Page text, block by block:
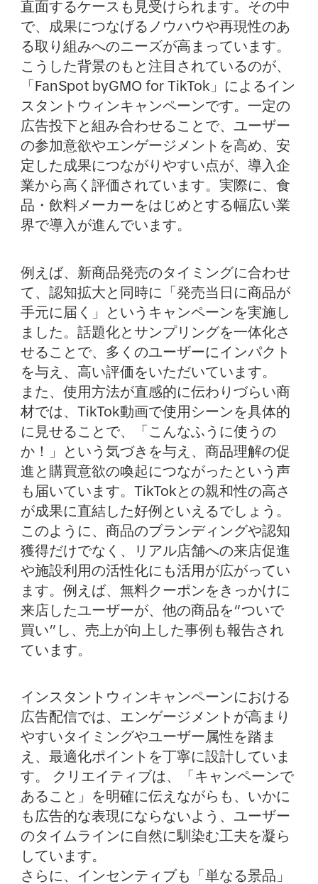
直面するケースも見受けられます。その中
で、成果につなげるノウハウや再現性のあ
る取り組みへのニーズが高まっています。
こうした背景のもと注目されているのが、
「FanSpot byGMO for TikTok」によるイン
スタントウィンキャンペーンです。一定の
広告投下と組み合わせることで、ユーザー
の参加意欲やエンゲージメントを高め、安
定した成果につながりやすい点が、導入企
業から高く評価されています。実際に、食
品・飲料メーカーをはじめとする幅広い業
界で導入が進んでいます。
例えば、新商品発売のタイミングに合わせ
て、認知拡大と同時に「発売当日に商品が
手元に届く」というキャンペーンを実施し
ました。話題化とサンプリングを一体化さ
せることで、多くのユーザーにインパクト
を与え、高い評価をいただいています。
また、使用方法が直感的に伝わりづらい商
材では、TikTok動画で使用シーンを具体的
に見せることで、「こんなふうに使うの
か！」という気づきを与え、商品理解の促
進と購買意欲の喚起につながったという声
も届いています。TikTokとの親和性の高さ
が成果に直結した好例といえるでしょう。
このように、商品のブランディングや認知
獲得だけでなく、リアル店舗への来店促進
や施設利用の活性化にも活用が広がってい
ます。例えば、無料クーポンをきっかけに
来店したユーザーが、他の商品を“ついで
買い”し、売上が向上した事例も報告され
ています。
インスタントウィンキャンペーンにおける
広告配信では、エンゲージメントが高まり
やすいタイミングやユーザー属性を踏ま
え、最適化ポイントを丁寧に設計していま
す。 クリエイティブは、「キャンペーンで
あること」を明確に伝えながらも、いかに
も広告的な表現にならないよう、ユーザー
のタイムラインに自然に馴染む工夫を凝ら
しています。
さらに、インセンティブも「単なる景品」